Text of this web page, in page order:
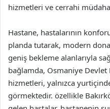
hizmetleri ve cerrahi
Hastane, hastalarının
planda tutarak, modern
geniş bekleme alanlarıyla
bağlamda, Osmaniye Devlet
hizmetleri, yalnızca
görmektedir. özellikle